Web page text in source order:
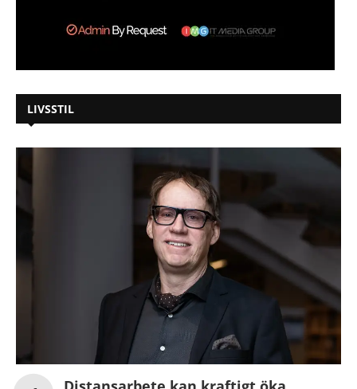
LIVSSTIL